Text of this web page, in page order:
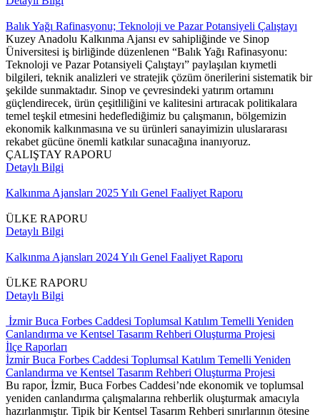
Balık Yağı Rafinasyonu; Teknoloji ve Pazar Potansiyeli Çalıştayı
Kuzey Anadolu Kalkınma Ajansı ev sahipliğinde ve Sinop
Üniversitesi iş birliğinde düzenlenen “Balık Yağı Rafinasyonu:
Teknoloji ve Pazar Potansiyeli Çalıştayı” paylaşılan kıymetli
bilgileri, teknik analizleri ve stratejik çözüm önerilerini sistematik bir
şekilde sunmaktadır. Sinop ve çevresindeki yatırım ortamını
güçlendirecek, ürün çeşitliliğini ve kalitesini artıracak politikalara
temel teşkil etmesini hedeflediğimiz bu çalışmanın, bölgemizin
ekonomik kalkınmasına ve su ürünleri sanayimizin uluslararası
rekabet gücüne önemli katkılar sunacağına inanıyoruz.
ÇALIŞTAY RAPORU
Detaylı Bilgi
Kalkınma Ajansları 2025 Yılı Genel Faaliyet Raporu
ÜLKE RAPORU
Detaylı Bilgi
Kalkınma Ajansları 2024 Yılı Genel Faaliyet Raporu
ÜLKE RAPORU
Detaylı Bilgi
İzmir Buca Forbes Caddesi Toplumsal Katılım Temelli Yeniden
Canlandırma ve Kentsel Tasarım Rehberi Oluşturma Projesi
İlçe Raporları
İzmir Buca Forbes Caddesi Toplumsal Katılım Temelli Yeniden
Canlandırma ve Kentsel Tasarım Rehberi Oluşturma Projesi
Bu rapor, İzmir, Buca Forbes Caddesi’nde ekonomik ve toplumsal
yeniden canlandırma çalışmalarına rehberlik oluşturmak amacıyla
hazırlanmıştır. Tipik bir Kentsel Tasarım Rehberi sınırlarının ötesine